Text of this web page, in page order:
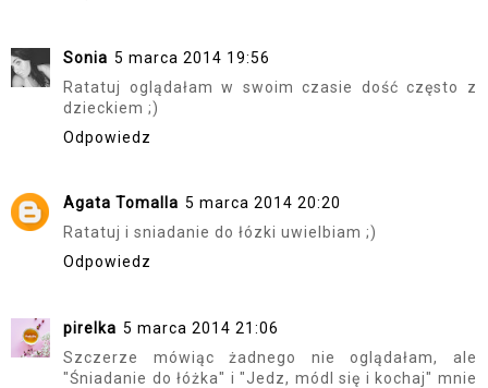
Sonia 5 marca 2014 19:56
Ratatuj oglądałam w swoim czasie dość często z
dzieckiem ;)
Odpowiedz
Agata Tomalla 5 marca 2014 20:20
Ratatuj i sniadanie do łózki uwielbiam ;)
Odpowiedz
pirelka 5 marca 2014 21:06
Szczerze mówiąc żadnego nie oglądałam, ale
"Śniadanie do łóżka" i "Jedz, módl się i kochaj" mnie